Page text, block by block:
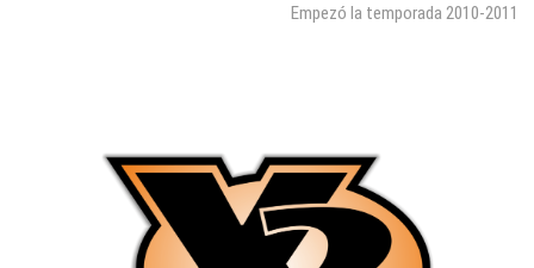
siguiente:
Empezó la temporada 2010-2011